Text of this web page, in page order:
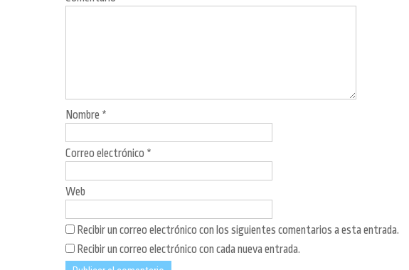
Nombre *
Correo electrónico *
Web
Recibir un correo electrónico con los siguientes comentarios a esta entrada.
Recibir un correo electrónico con cada nueva entrada.